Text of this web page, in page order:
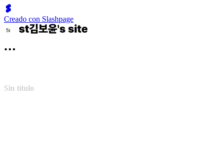
Creado con Slashpage
St
Sin título